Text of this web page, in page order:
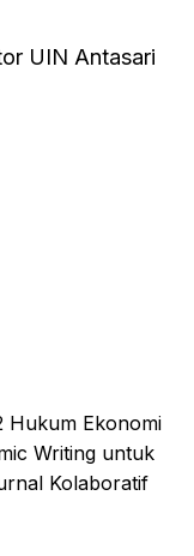
UIN Antasari
Hukum Ekonomi
Writing untuk
Kolaboratif